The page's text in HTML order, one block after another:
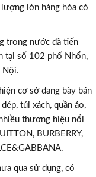
lớn hàng hóa có
trong nước đã tiến
tại số 102 phố Nhổn,
Nội.
cơ sở đang bày bán
túi xách, quần áo,
thương hiệu nổi
BURBERRY,
qua sử dụng, có